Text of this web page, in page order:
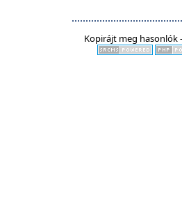
Kopirájt meg hasonlók